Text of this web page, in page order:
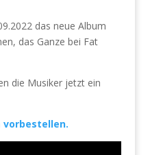
das neue Album
das Ganze bei Fat
die Musiker jetzt ein
vorbestellen.